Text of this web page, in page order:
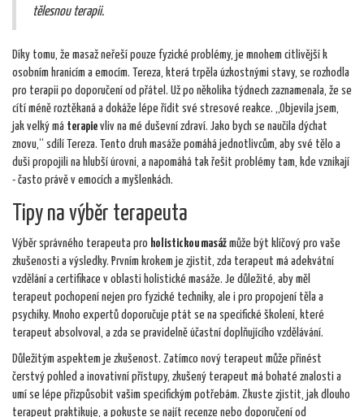
tělesnou terapii.
Díky tomu, že masaž neřeší pouze fyzické problémy, je mnohem citlivější k
osobním hranicím a emocím. Tereza, která trpěla úzkostnými stavy, se rozhodla
pro terapii po doporučení od přátel. Už po několika týdnech zaznamenala, že se
cítí méně roztěkaná a dokáže lépe řídit své stresové reakce. „Objevila jsem,
jak velký má terapie vliv na mé duševní zdraví. Jako bych se naučila dýchat
znovu,“ sdílí Tereza. Tento druh masáže pomáhá jednotlivcům, aby své tělo a
duši propojili na hlubší úrovni, a napomáhá tak řešit problémy tam, kde vznikají
- často právě v emocích a myšlenkách.
Tipy na výběr terapeuta
Výběr správného terapeuta pro holistickou masáž může být klíčový pro vaše
zkušenosti a výsledky. Prvním krokem je zjistit, zda terapeut má adekvátní
vzdělání a certifikace v oblasti holistické masáže. Je důležité, aby měl
terapeut pochopení nejen pro fyzické techniky, ale i pro propojení těla a
psychiky. Mnoho expertů doporučuje ptát se na specifické školení, které
terapeut absolvoval, a zda se pravidelně účastní doplňujícího vzdělávání.
Důležitým aspektem je zkušenost. Zatímco nový terapeut může přinést
čerstvý pohled a inovativní přístupy, zkušený terapeut má bohaté znalosti a
umí se lépe přizpůsobit vašim specifickým potřebám. Zkuste zjistit, jak dlouho
terapeut praktikuje, a pokuste se najít recenze nebo doporučení od